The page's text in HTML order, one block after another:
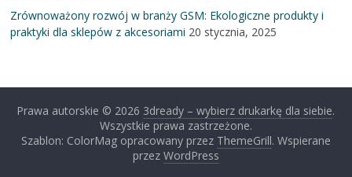
Zrównoważony rozwój w branży GSM: Ekologiczne produkty i
praktyki dla sklepów z akcesoriami 20 stycznia, 2025
Prawa autorskie © 2026 3dready – wybierz drukarkę dla siebie.
Wszystkie prawa zastrzeżone.
Szablon: ColorMag opracowany przez ThemeGrill. Wspierane
przez WordPress